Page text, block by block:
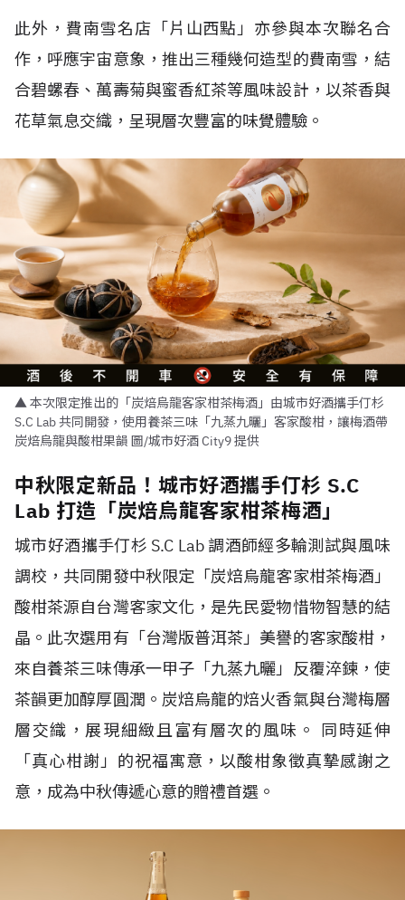
此外，費南雪名店「片山西點」亦參與本次聯名合
作，呼應宇宙意象，推出三種幾何造型的費南雪，結
合碧螺春、萬壽菊與蜜香紅茶等風味設計，以茶香與
花草氣息交織，呈現層次豐富的味覺體驗。
▲ 本次限定推出的「炭焙烏龍客家柑茶梅酒」由城市好酒攜手仃杉
S.C Lab 共同開發，使用養茶三味「九蒸九曬」客家酸柑，讓梅酒帶
炭焙烏龍與酸柑果韻 圖/城市好酒 City9 提供
中秋限定新品！城市好酒攜手仃杉 S.C
Lab 打造「炭焙烏龍客家柑茶梅酒」
城市好酒攜手仃杉 S.C Lab 調酒師經多輪測試與風味
調校，共同開發中秋限定「炭焙烏龍客家柑茶梅酒」
酸柑茶源自台灣客家文化，是先民愛物惜物智慧的結
晶。此次選用有「台灣版普洱茶」美譽的客家酸柑，
來自養茶三味傳承一甲子「九蒸九曬」反覆淬鍊，使
茶韻更加醇厚圓潤。炭焙烏龍的焙火香氣與台灣梅層
層交織，展現細緻且富有層次的風味。 同時延伸
「真心柑謝」的祝福寓意，以酸柑象徵真摯感謝之
意，成為中秋傳遞心意的贈禮首選。